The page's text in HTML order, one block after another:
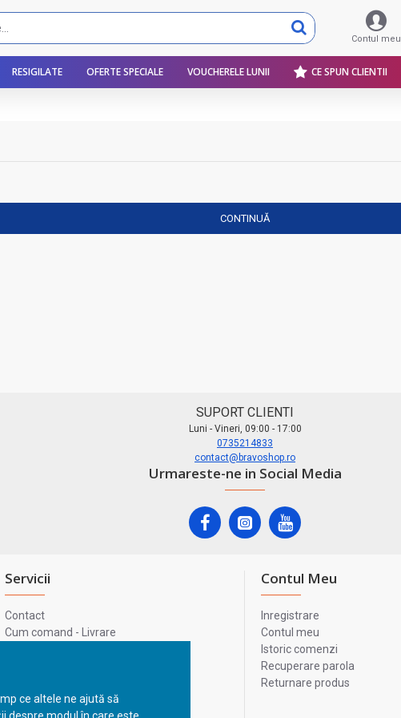
ce altele ne ajută să
Contul meu
RESIGILATE OFERTE SPECIALE VOUCHERELE LUNII CE SPUN CLIENTII
CONTINUĂ
SUPORT CLIENTI
Luni - Vineri, 09:00 - 17:00
0735214833
contact@bravoshop.ro
Urmareste-ne in Social Media
Servicii
Contact
Cum comand - Livrare
ANPC
Contul Meu
Inregistrare
Contul meu
Istoric comenzi
Recuperare parola
Returnare produs